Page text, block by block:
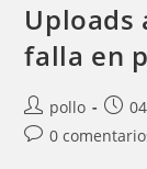
Uploads
falla en
Autor
de
pollo
Comentarios
0